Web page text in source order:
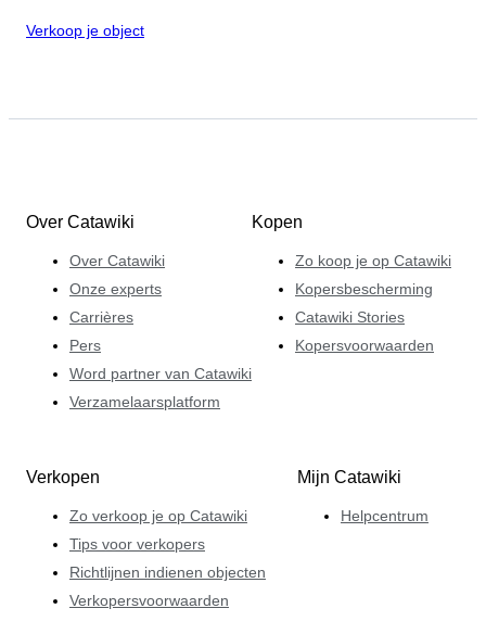
Verkoop je object
Over Catawiki
Over Catawiki
Onze experts
Carrières
Pers
Word partner van Catawiki
Verzamelaarsplatform
Kopen
Zo koop je op Catawiki
Kopersbescherming
Catawiki Stories
Kopersvoorwaarden
Verkopen
Zo verkoop je op Catawiki
Tips voor verkopers
Richtlijnen indienen objecten
Verkopersvoorwaarden
Mijn Catawiki
Helpcentrum